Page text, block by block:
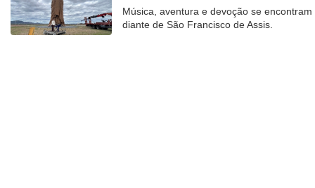
Música, aventura e devoção se
diante de São Francisco de Assis.